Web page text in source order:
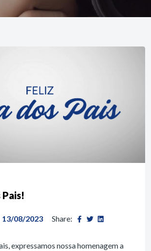
Pais!
13/08/2023 Share:
expressamos nossa homenagem a